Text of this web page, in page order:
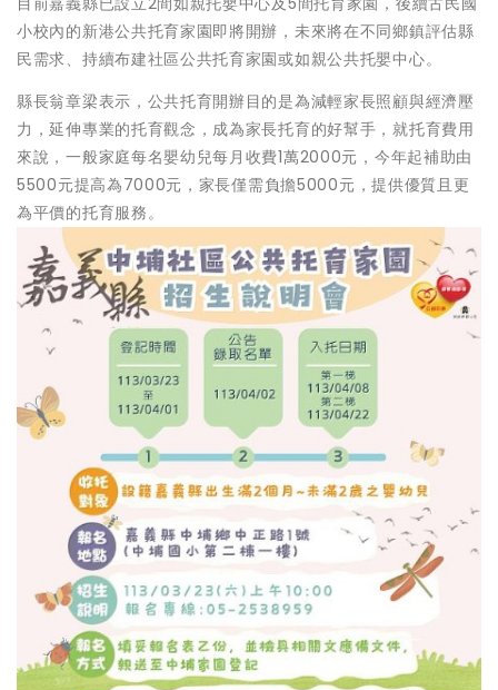
小校內的新港公共托育家園即將開辦，未來將在不同鄉鎮評估縣
民需求、持續布建社區公共托育家園或如親公共托嬰中心。
縣長翁章梁表示，公共托育開辦目的是為減輕家長照顧與經濟壓
力，延伸專業的托育觀念，成為家長托育的好幫手，就托育費用
來說，一般家庭每名嬰幼兒每月收費1萬2000元，今年起補助由
5500元提高為7000元，家長僅需負擔5000元，提供優質且更
為平價的托育服務。